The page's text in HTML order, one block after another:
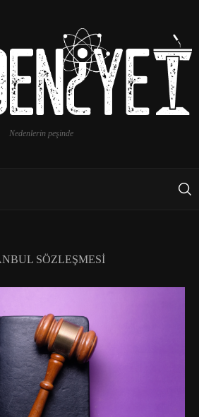
Nedenlerin peşinde
SÖZLEŞMESİ